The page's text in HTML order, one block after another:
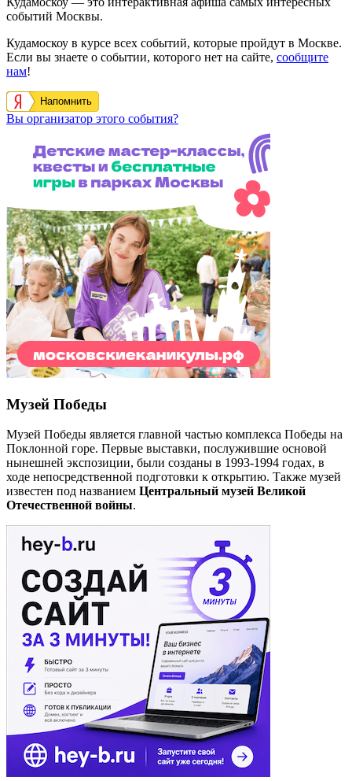
событий Москвы.
Кудамоскоу в курсе всех событий, которые пройдут в Москве.
Если вы знаете о событии, которого нет на сайте, сообщите
нам!
Напомнить
Вы организатор этого события?
Музей Победы
Музей Победы является главной частью комплекса Победы на
Поклонной горе. Первые выставки, послужившие основой
нынешней экспозиции, были созданы в 1993-1994 годах, в
ходе непосредственной подготовки к открытию. Также музей
известен под названием Центральный музей Великой
Отечественной войны.